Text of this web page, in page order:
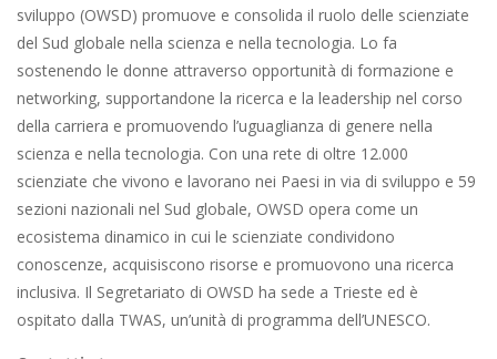
sviluppo (OWSD) promuove e consolida il ruolo delle scienziate
del Sud globale nella scienza e nella tecnologia. Lo fa
sostenendo le donne attraverso opportunità di formazione e
networking, supportandone la ricerca e la leadership nel corso
della carriera e promuovendo l’uguaglianza di genere nella
scienza e nella tecnologia. Con una rete di oltre 12.000
scienziate che vivono e lavorano nei Paesi in via di sviluppo e 59
sezioni nazionali nel Sud globale, OWSD opera come un
ecosistema dinamico in cui le scienziate condividono
conoscenze, acquisiscono risorse e promuovono una ricerca
inclusiva. Il Segretariato di OWSD ha sede a Trieste ed è
ospitato dalla TWAS, un’unità di programma dell’UNESCO.